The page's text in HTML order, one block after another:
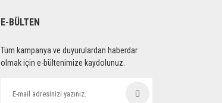
E-BÜLTEN
Tüm kampanya ve duyurulardan haberdar
olmak için e-bültenimize kaydolunuz.